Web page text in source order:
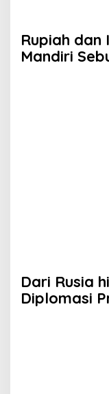
Rupiah dan
Mandiri
Dari Rusia
Diplomasi